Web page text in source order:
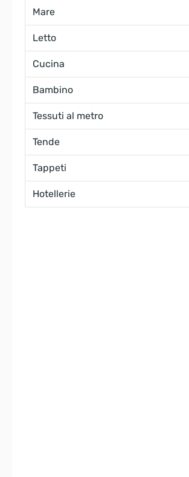
Mare
Letto
Cucina
Bambino
Tessuti al metro
Tende
Tappeti
Hotellerie